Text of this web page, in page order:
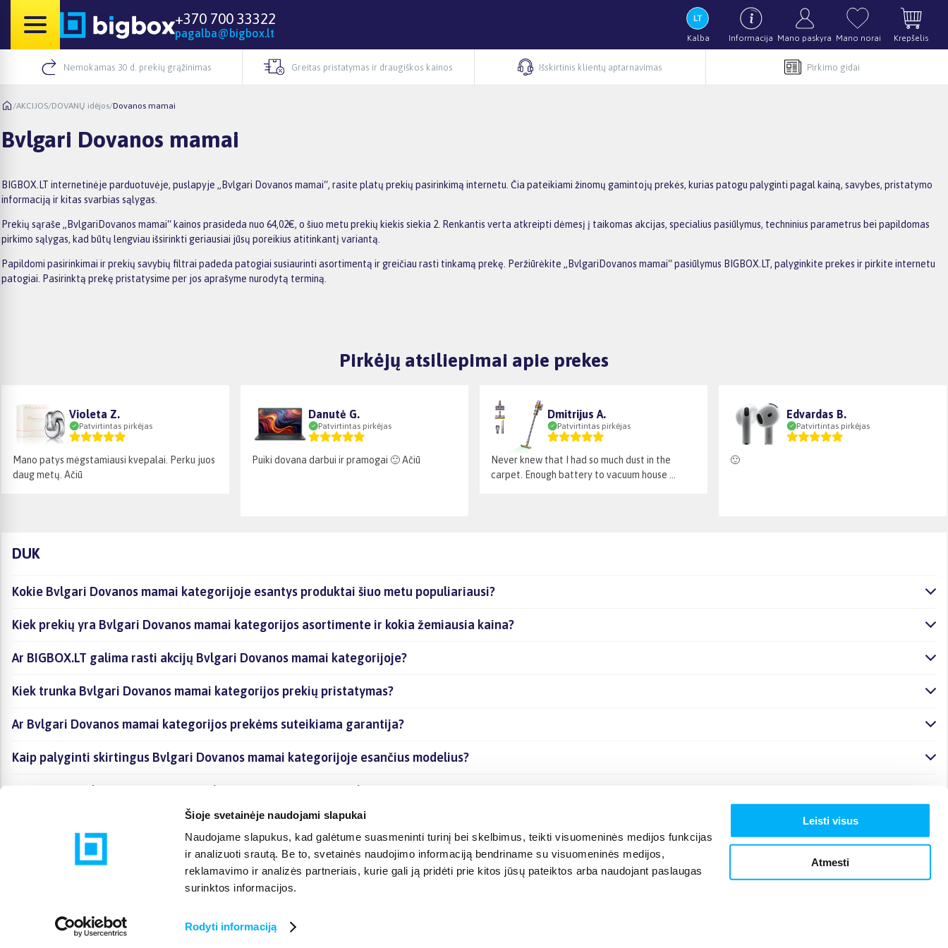
Šioje svetainėje naudojami slapukai
Naudojame slapukus, kad galėtume suasmeninti turinį bei skelbimus, teikti visuomeninės medijos funkcijas
ir analizuoti srautą. Be to, svetainės naudojimo informaciją bendriname su visuomeninės medijos,
reklamavimo ir analizės partneriais, kurie gali ją pridėti prie kitos jūsų pateiktos arba naudojant paslaugas
surinktos informacijos.
Rodyti informaciją
Leisti visus
Atmesti
+370 700 33322
pagalba@bigbox.lt Kalba Informacija Mano paskyra Mano norai Krepšelis
Nemokamas 30 d. prekių grąžinimas Greitas pristatymas ir draugiškos kainos Išskirtinis klientų aptarnavimas Pirkimo gidai
/AKCIJOS/DOVANŲ idėjos/Dovanos mamai
Bvlgari Dovanos mamai
BIGBOX.LT internetinėje parduotuvėje, puslapyje „Bvlgari Dovanos mamai“, rasite platų prekių pasirinkimą internetu. Čia pateikiami žinomų gamintojų prekės, kurias patogu palyginti pagal kainą, savybes, pristatymo
informaciją ir kitas svarbias sąlygas.
Prekių sąraše „BvlgariDovanos mamai“ kainos prasideda nuo 64,02€, o šiuo metu prekių kiekis siekia 2. Renkantis verta atkreipti dėmesį į taikomas akcijas, specialius pasiūlymus, techninius parametrus bei papildomas
pirkimo sąlygas, kad būtų lengviau išsirinkti geriausiai jūsų poreikius atitinkantį variantą.
Papildomi pasirinkimai ir prekių savybių filtrai padeda patogiai susiaurinti asortimentą ir greičiau rasti tinkamą prekę. Peržiūrėkite „BvlgariDovanos mamai“ pasiūlymus BIGBOX.LT, palyginkite prekes ir pirkite internetu
patogiai. Pasirinktą prekę pristatysime per jos aprašyme nurodytą terminą.
Pirkėjų atsiliepimai apie prekes
Violeta Z.
Patvirtintas pirkėjas
Mano patys mėgstamiausi kvepalai. Perku juos
daug metų. Ačiū
Danutė G.
Patvirtintas pirkėjas
Puiki dovana darbui ir pramogai 🙂 Ačiū
Dmitrijus A.
Patvirtintas pirkėjas
Never knew that I had so much dust in the
carpet. Enough battery to vacuum house ...
Edvardas B.
Patvirtintas pirkėjas
🙂
DUK
Kokie Bvlgari Dovanos mamai kategorijoje esantys produktai šiuo metu populiariausi?
Kiek prekių yra Bvlgari Dovanos mamai kategorijos asortimente ir kokia žemiausia kaina?
Ar BIGBOX.LT galima rasti akcijų Bvlgari Dovanos mamai kategorijoje?
Kiek trunka Bvlgari Dovanos mamai kategorijos prekių pristatymas?
Ar Bvlgari Dovanos mamai kategorijos prekėms suteikiama garantija?
Kaip palyginti skirtingus Bvlgari Dovanos mamai kategorijoje esančius modelius?
Kaip įsigyti Bvlgari Dovanos mamai kategorijoje esančias prekes internetu?